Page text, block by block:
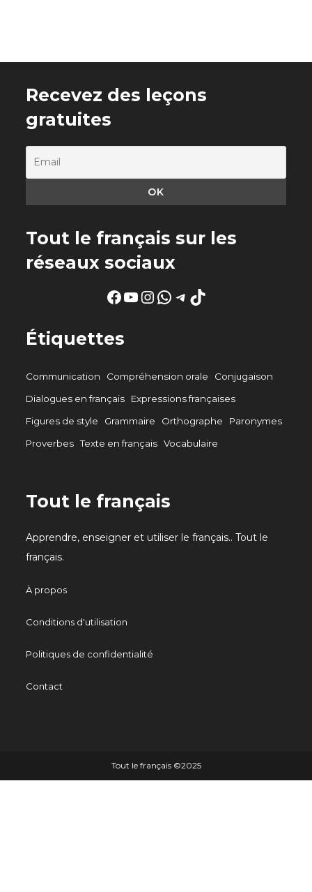
Recevez des leçons
gratuites
Tout le français sur les
réseaux sociaux
Facebook
YouTube
Instagram
WhatsApp
Telegram
TikTok
Étiquettes
Communication Compréhension orale
Conjugaison
Dialogues en français
Expressions françaises
Figures de style
Grammaire Orthographe
Paronymes
Proverbes Texte en français Vocabulaire
Tout le français
Apprendre, enseigner et utiliser le français.. Tout le
français.
À propos
Conditions d'utilisation
Politiques de confidentialité
Contact
Tout le français ©️2025